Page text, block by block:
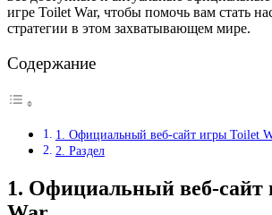
игре Toilet War, чтобы помочь вам стать
стратегии в этом захватывающем мире.
Содержание
1. Официальный веб-сайт игры Toilet
2. Раздел
1. Официальный веб-сайт